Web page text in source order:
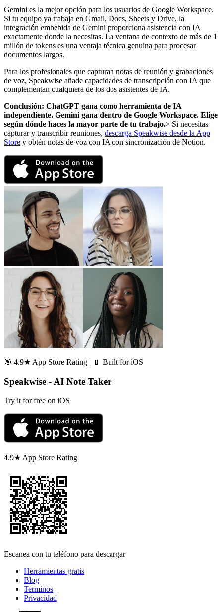
Gemini es la mejor opción para los usuarios de Google Workspace.
Si tu equipo ya trabaja en Gmail, Docs, Sheets y Drive, la
integración embebida de Gemini proporciona asistencia con IA
exactamente donde la necesitas. La ventana de contexto de más de 1
millón de tokens es una ventaja técnica genuina para procesar
documentos largos.
Para los profesionales que capturan notas de reunión y grabaciones
de voz, Speakwise añade capacidades de transcripción con IA que
complementan cualquiera de los dos asistentes de IA.
Conclusión: ChatGPT gana como herramienta de IA
independiente. Gemini gana dentro de Google Workspace. Elige
según dónde haces la mayor parte de tu trabajo.> Si necesitas
capturar y transcribir reuniones, descarga Speakwise desde la App
Store y obtén notas de voz con IA con sincronización de Notion.
🎯 4.9★ App Store Rating | 📱 Built for iOS
Speakwise - AI Note Taker
Try it for free on iOS
4.9★ App Store Rating
Escanea con tu teléfono para descargar
Herramientas gratis
Blog
Terminos
Privacidad